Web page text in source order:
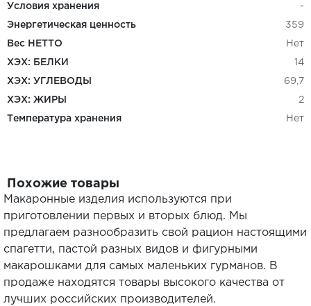
Условия хранения -
Энергетическая ценность 359
Вес НЕТТО Нет
ХЭХ: БЕЛКИ 14
ХЭХ: УГЛЕВОДЫ 69,7
ХЭХ: ЖИРЫ 2
Температура хранения Нет
Похожие товары
Макаронные изделия используются при
приготовлении первых и вторых блюд. Мы
предлагаем разнообразить свой рацион настоящими
спагетти, пастой разных видов и фигурными
макарошками для самых маленьких гурманов. В
продаже находятся товары высокого качества от
лучших российских производителей.